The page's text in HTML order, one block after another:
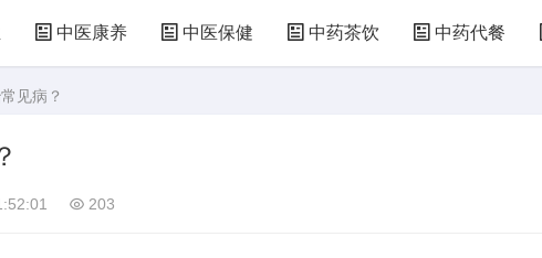
中医康养 中医保健 中药茶饮 中药代餐
见病？
203